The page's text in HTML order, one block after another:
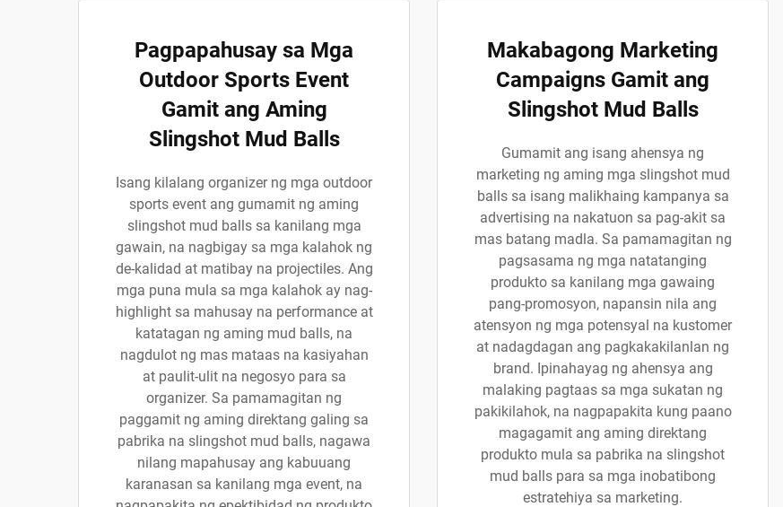
Pagpapahusay sa Mga
Outdoor Sports Event
Gamit ang Aming
Slingshot Mud Balls
Isang kilalang organizer ng mga outdoor
sports event ang gumamit ng aming
slingshot mud balls sa kanilang mga
gawain, na nagbigay sa mga kalahok ng
de-kalidad at matibay na projectiles. Ang
mga puna mula sa mga kalahok ay nag-
highlight sa mahusay na performance at
katatagan ng aming mud balls, na
nagdulot ng mas mataas na kasiyahan
at paulit-ulit na negosyo para sa
organizer. Sa pamamagitan ng
paggamit ng aming direktang galing sa
pabrika na slingshot mud balls, nagawa
nilang mapahusay ang kabuuang
karanasan sa kanilang mga event, na
Makabagong Marketing
Campaigns Gamit ang
Slingshot Mud Balls
Gumamit ang isang ahensya ng
marketing ng aming mga slingshot mud
balls sa isang malikhaing kampanya sa
advertising na nakatuon sa pag-akit sa
mas batang madla. Sa pamamagitan ng
pagsasama ng mga natatanging
produkto sa kanilang mga gawaing
pang-promosyon, napansin nila ang
atensyon ng mga potensyal na kustomer
at nadagdagan ang pagkakakilanlan ng
brand. Ipinahayag ng ahensya ang
malaking pagtaas sa mga sukatan ng
pakikilahok, na nagpapakita kung paano
magagamit ang aming direktang
produkto mula sa pabrika na slingshot
mud balls para sa mga inobatibong
estratehiya sa marketing.